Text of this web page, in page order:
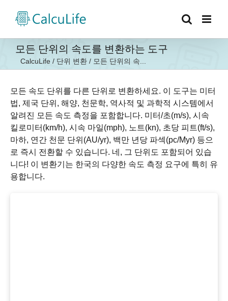
모든 단위의 속도를 변환하는 도구
CalcuLife / 단위 변환 / 모든 단위의 속...
모든 속도 단위를 다른 단위로 변환하세요. 이 도구는 미터
법, 제국 단위, 해양, 천문학, 역사적 및 과학적 시스템에서
알려진 모든 속도 측정을 포함합니다. 미터/초(m/s), 시속
킬로미터(km/h), 시속 마일(mph), 노트(kn), 초당 피트(ft/s),
마하, 연간 천문 단위(AU/yr), 백만 년당 파섹(pc/Myr) 등으
로 즉시 전환할 수 있습니다. 네, 그 단위도 포함되어 있습
니다! 이 변환기는 한국의 다양한 속도 측정 요구에 특히 유
용합니다.